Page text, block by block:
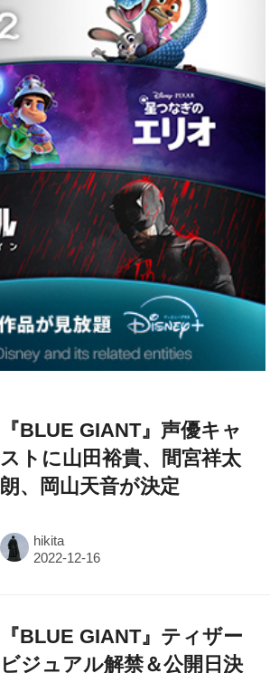
『BLUE GIANT』声優キャ
ストに山田裕貴、間宮祥太
朗、岡山天音が決定
hikita
『BLUE GIANT』ティザー
ビジュアル解禁＆公開日決